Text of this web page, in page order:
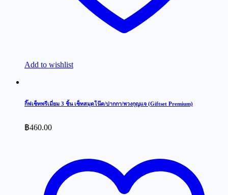
Add to wishlist
กิ๊ฟเซ็ทพรีเมี่ยม 3 ชิ้น เซ็ทสมุดโน๊ต/ปากกา/พวงกุญแจ (Giftset Premium)
฿460.00